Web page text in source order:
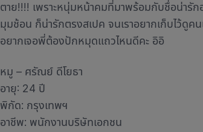
ตาย!!!! เพราะหนุ่มหน้าคมที่มาพร้อมกับชื่อน่ารัก
มุมช้อน ก็น่ารักตรงสเปค จนเราอยากเก็บไว้ดูค
อยากเจอพี่ต้องปักหมุดแถวไหนดีคะ อิอิ
หมู – ศรัณย์ ดีโยธา
อายุ: 24 ปี
พิกัด: กรุงเทพฯ
อาชีพ: พนักงานบริษัทเอกชน